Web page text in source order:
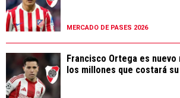
MERCADO DE PASES 2026
Francisco Ortega es
los millones que costará su